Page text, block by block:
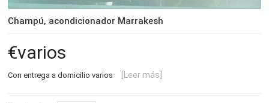
Champú, acondicionador Marrakesh
varios
Con entrega a domicilio varios [Leer más]